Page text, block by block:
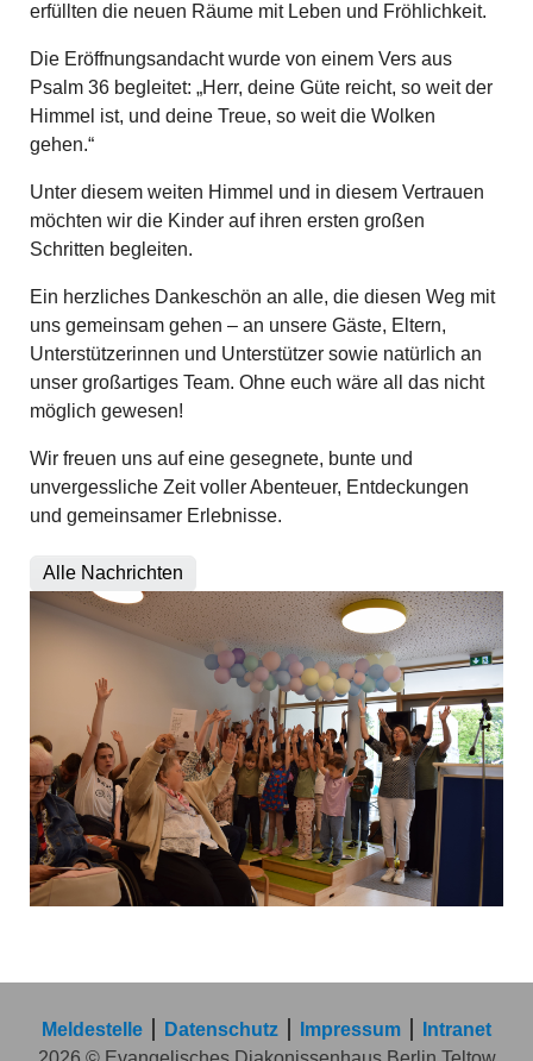
erfüllten die neuen Räume mit Leben und Fröhlichkeit.
Die Eröffnungsandacht wurde von einem Vers aus
Psalm 36 begleitet: „Herr, deine Güte reicht, so weit der
Himmel ist, und deine Treue, so weit die Wolken
gehen.“
Unter diesem weiten Himmel und in diesem Vertrauen
möchten wir die Kinder auf ihren ersten großen
Schritten begleiten.
Ein herzliches Dankeschön an alle, die diesen Weg mit
uns gemeinsam gehen – an unsere Gäste, Eltern,
Unterstützerinnen und Unterstützer sowie natürlich an
unser großartiges Team. Ohne euch wäre all das nicht
möglich gewesen!
Wir freuen uns auf eine gesegnete, bunte und
unvergessliche Zeit voller Abenteuer, Entdeckungen
und gemeinsamer Erlebnisse.
Alle Nachrichten
Meldestelle Datenschutz Impressum
Intranet